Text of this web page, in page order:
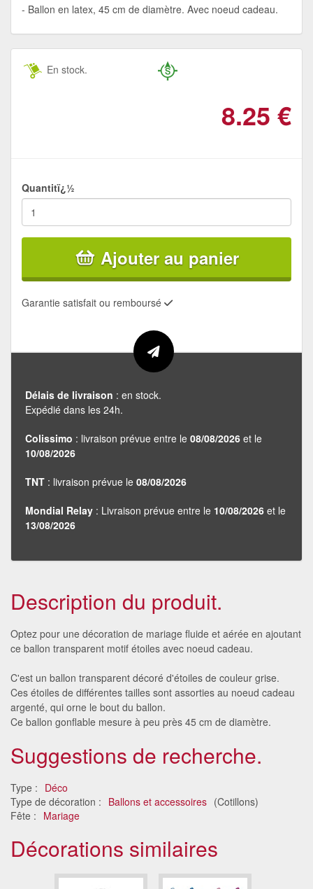
Ballon en latex, 45 cm de diamètre. Avec noeud cadeau.
En stock.
8.25 €
Quantitï¿½
Ajouter au panier
Garantie satisfait ou remboursé
Délais de livraison : en stock.
Expédié dans les 24h.
Colissimo : livraison prévue entre le 08/08/2026 et le
10/08/2026
TNT : livraison prévue le 08/08/2026
Mondial Relay : Livraison prévue entre le 10/08/2026 et le
13/08/2026
Description du produit.
Optez pour une décoration de mariage fluide et aérée en ajoutant
ce ballon transparent motif étoiles avec noeud cadeau.
C'est un ballon transparent décoré d'étoiles de couleur grise.
Ces étoiles de différentes tailles sont assorties au noeud cadeau
argenté, qui orne le bout du ballon.
Ce ballon gonflable mesure à peu près 45 cm de diamètre.
Suggestions de recherche.
Type : Déco
Type de décoration : Ballons et accessoires (Cotillons)
Fête : Mariage
Décorations similaires